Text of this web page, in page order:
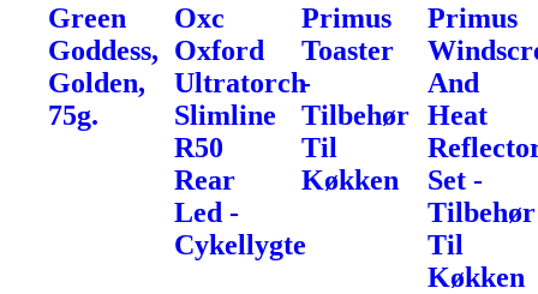
Green
Goddess,
Golden,
75g.
Oxc
Oxford
Ultratorch
Slimline
R50
Rear
Led -
Cykellygte
Primus
Toaster
-
Tilbehør
Til
Køkken
Primus
And
Heat
Set -
Tilbehør
Til
Køkken